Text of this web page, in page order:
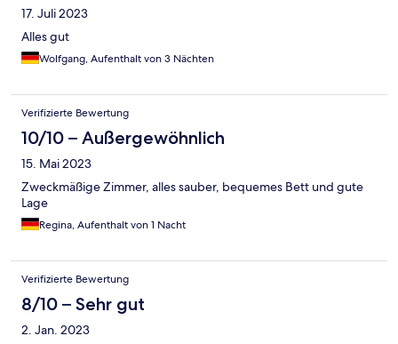
17. Juli 2023
Alles gut
Wolfgang, Aufenthalt von 3 Nächten
Verifizierte Bewertung
10/10 – Außergewöhnlich
15. Mai 2023
Zweckmäßige Zimmer, alles sauber, bequemes Bett und gute
Lage
Regina, Aufenthalt von 1 Nacht
Verifizierte Bewertung
8/10 – Sehr gut
2. Jan. 2023